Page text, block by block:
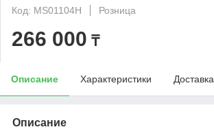
Код: MS01104H
Розница
266 000 ₸
Описание Характеристики Доставка
Описание